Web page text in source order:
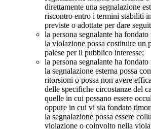
direttamente una segnalazione
riscontro entro i termini stabiliti
previste o adottate per dare
la persona segnalante ha
la violazione possa costituire un
palese per il pubblico interesse;
la persona segnalante ha
la segnalazione esterna possa
ritorsioni o possa non avere
delle specifiche circostanze del
quelle in cui possano essere
oppure in cui vi sia fondato
la segnalazione possa essere
violazione o coinvolto nella